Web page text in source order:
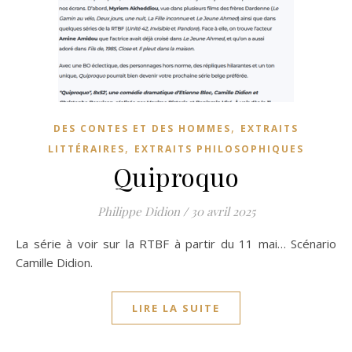
DES CONTES ET DES HOMMES, EXTRAITS
LITTÉRAIRES, EXTRAITS PHILOSOPHIQUES
Quiproquo
Philippe Didion / 30 avril 2025
La série à voir sur la RTBF à partir du 11 mai… Scénario
Camille Didion.
LIRE LA SUITE